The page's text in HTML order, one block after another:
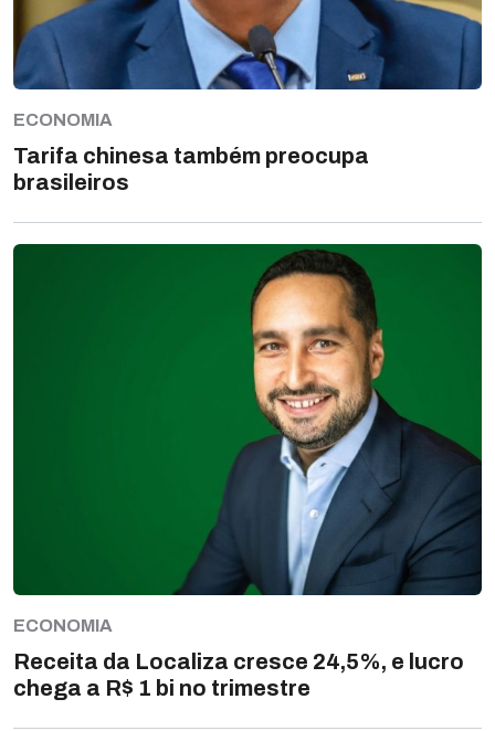
ECONOMIA
Tarifa chinesa também preocupa
brasileiros
ECONOMIA
Receita da Localiza cresce 24,5%, e lucro
chega a R$ 1 bi no trimestre